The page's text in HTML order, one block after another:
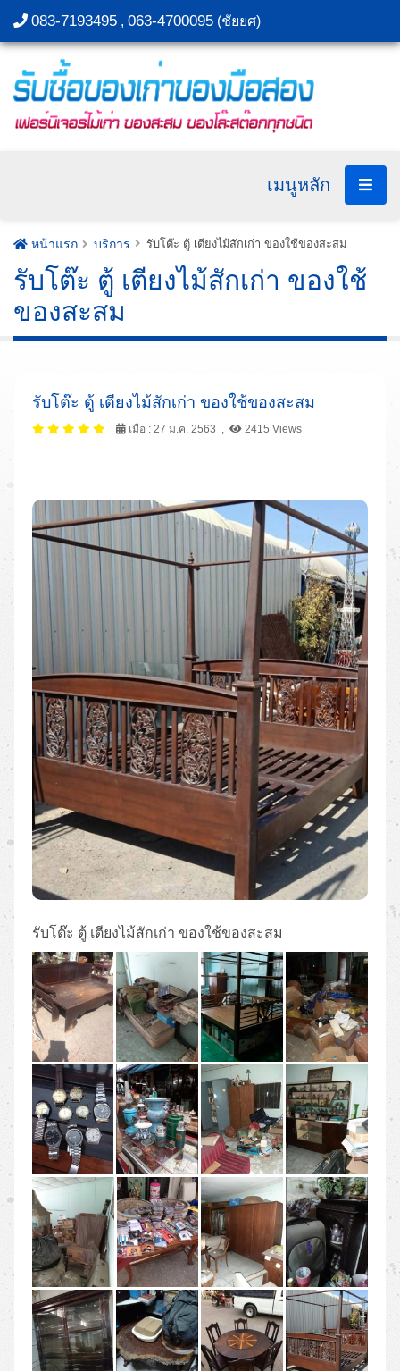
083-7193495 , 063-4700095 (ชัยยศ)
เมนูหลัก
หน้าแรก บริการ รับโต๊ะ ตู้ เตียงไม้สักเก่า ของใช้ของสะสม
รับโต๊ะ ตู้ เตียงไม้สักเก่า ของใช้
ของสะสม
รับโต๊ะ ตู้ เตียงไม้สักเก่า ของใช้ของสะสม
เมื่อ : 27 ม.ค. 2563 , 2415 Views
รับโต๊ะ ตู้ เตียงไม้สักเก่า ของใช้ของสะสม